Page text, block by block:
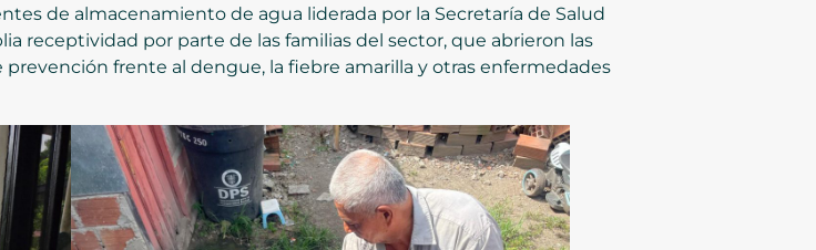
de almacenamiento de agua liderada por la Secretaría de Salud
receptividad por parte de las familias del sector, que abrieron las
frente al dengue, la fiebre amarilla y otras enfermedades